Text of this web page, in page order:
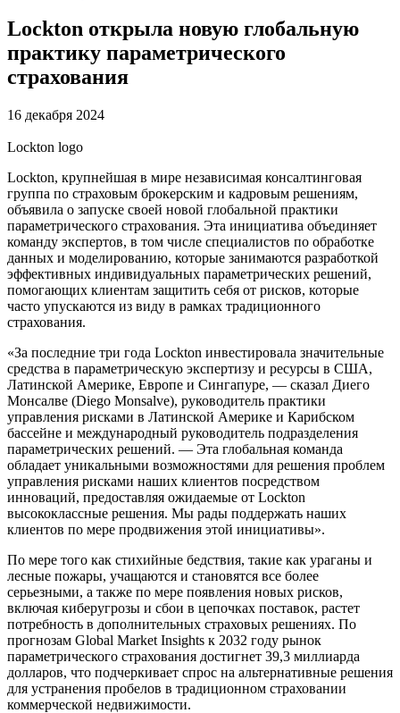
Lockton открыла новую глобальную
практику параметрического
страхования
16 декабря 2024
Lockton logo
Lockton, крупнейшая в мире независимая консалтинговая
группа по страховым брокерским и кадровым решениям,
объявила о запуске своей новой глобальной практики
параметрического страхования. Эта инициатива объединяет
команду экспертов, в том числе специалистов по обработке
данных и моделированию, которые занимаются разработкой
эффективных индивидуальных параметрических решений,
помогающих клиентам защитить себя от рисков, которые
часто упускаются из виду в рамках традиционного
страхования.
«За последние три года Lockton инвестировала значительные
средства в параметрическую экспертизу и ресурсы в США,
Латинской Америке, Европе и Сингапуре, — сказал Диего
Монсалве (Diego Monsalve), руководитель практики
управления рисками в Латинской Америке и Карибском
бассейне и международный руководитель подразделения
параметрических решений. — Эта глобальная команда
обладает уникальными возможностями для решения проблем
управления рисками наших клиентов посредством
инноваций, предоставляя ожидаемые от Lockton
высококлассные решения. Мы рады поддержать наших
клиентов по мере продвижения этой инициативы».
По мере того как стихийные бедствия, такие как ураганы и
лесные пожары, учащаются и становятся все более
серьезными, а также по мере появления новых рисков,
включая киберугрозы и сбои в цепочках поставок, растет
потребность в дополнительных страховых решениях. По
прогнозам Global Market Insights к 2032 году рынок
параметрического страхования достигнет 39,3 миллиарда
долларов, что подчеркивает спрос на альтернативные решения
для устранения пробелов в традиционном страховании
коммерческой недвижимости.